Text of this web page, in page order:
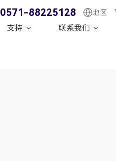
0571-88225128 地区
支持 联系我们